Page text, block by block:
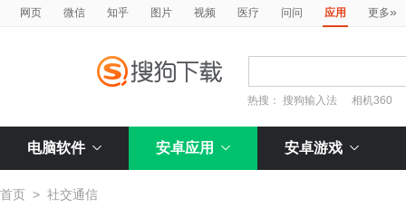
网页 微信 知乎 图片 视频 医疗 问问 应用 更多»
热搜：搜狗输入法 相机360
电脑软件 安卓应用 安卓游戏
首页 > 社交通信